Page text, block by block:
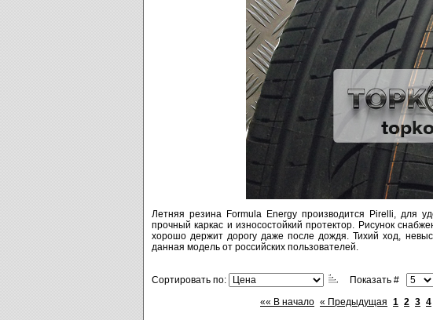
Летняя резина Formula Energy производится Pirelli, для
прочный каркас и износостойкий протектор. Рисунок
хорошо держит дорогу даже после дождя. Тихий ход,
данная модель от российских пользователей.
Сортировать по:
Показать #
«« В начало « Предыдущая 1 2 3 4